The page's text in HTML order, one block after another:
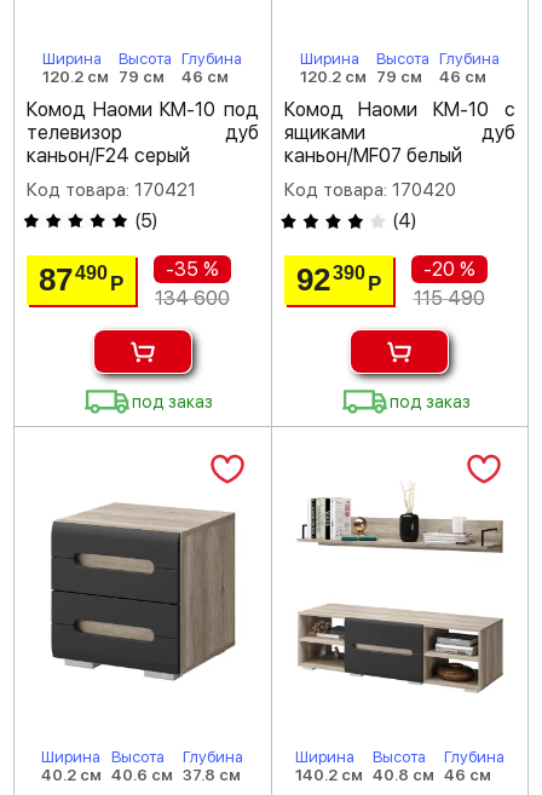
Ширина
120.2 см
Высота
79 см
Глубина
46 см
Комод Наоми КМ-10 под
телевизор дуб
каньон/F24 серый
Код товара: 170421
(5)
87490Р
-35 %
134 600
под заказ
Ширина
120.2 см
Высота
79 см
Глубина
46 см
Комод Наоми КМ-10 с
ящиками дуб
каньон/MF07 белый
Код товара: 170420
(4)
92390 Р
-20 %
115 490
под заказ
Ширина
40.2 см
Высота
40.6 см
Глубина
37.8 см
Ширина
140.2 см
Высота
40.8 см
Глубина
46 см